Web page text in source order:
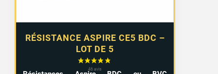
RÉSISTANCE ASPIRE CE5 BDC –
LOT DE 5